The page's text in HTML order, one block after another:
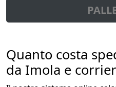
Quanto costa
da Imola e